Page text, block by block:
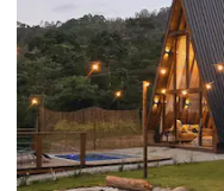
avaliação média de 5, 34